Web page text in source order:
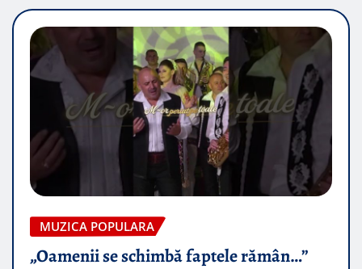
MUZICA POPULARA
„Oamenii se schimbă faptele rămân…”